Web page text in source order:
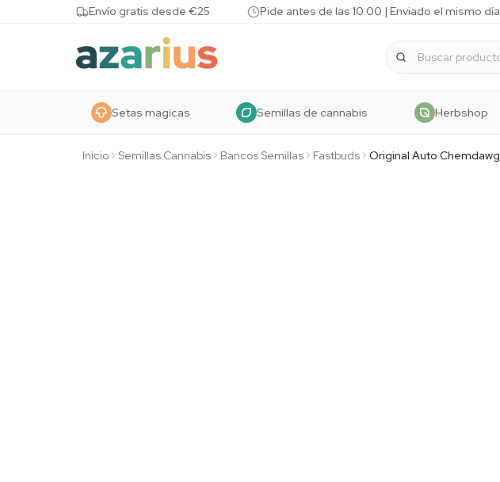
Skip to contentEnvío gratis desde €25 Pide antes de las 10:00 | Enviado el mismo día
Setas magicas Semillas de cannabis Herbshop
Inicio Semillas Cannabis Bancos Semillas Fastbuds Original Auto Chemdawg